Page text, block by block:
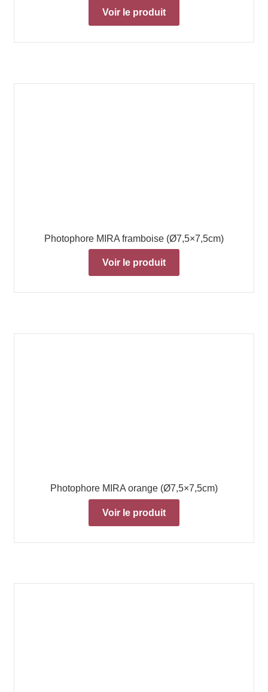
Voir le produit
Photophore MIRA framboise (Ø7,5×7,5cm)
Voir le produit
Photophore MIRA orange (Ø7,5×7,5cm)
Voir le produit